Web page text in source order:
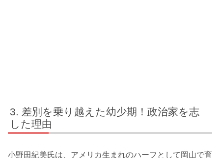
差別を乗り越えた幼少期！政治家を志
した理由
小野田紀美氏は、アメリカ生まれのハーフとして岡山で育